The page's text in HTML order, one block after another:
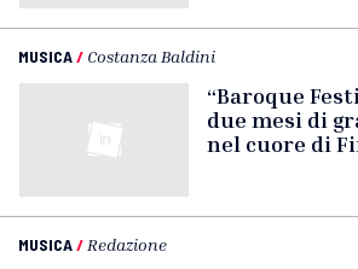
MUSICA/ Costanza Baldini
“Baroque
due mesi di
nel cuore di
MUSICA/ Redazione